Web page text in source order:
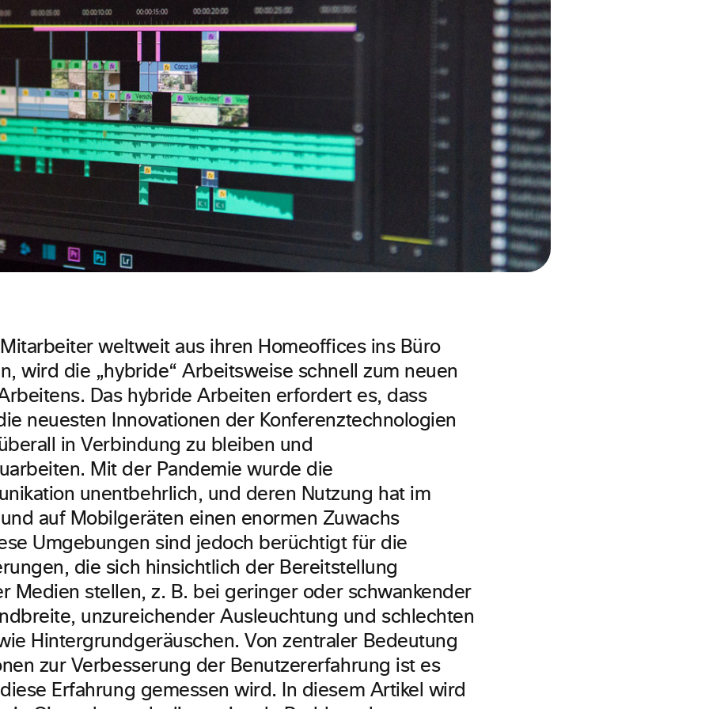
weltweit aus ihren Homeoffices ins Büro
wird die „hybride“ Arbeitsweise schnell zum neuen
Das hybride Arbeiten erfordert es, dass
neuesten Innovationen der Konferenztechnologien
in Verbindung zu bleiben und
Mit der Pandemie wurde die
unentbehrlich, und deren Nutzung hat im
auf Mobilgeräten einen enormen Zuwachs
Umgebungen sind jedoch berüchtigt für die
die sich hinsichtlich der Bereitstellung
Medien stellen, z. B. bei geringer oder schwankender
unzureichender Ausleuchtung und schlechten
Hintergrundgeräuschen. Von zentraler Bedeutung
zur Verbesserung der Benutzererfahrung ist es
Erfahrung gemessen wird. In diesem Artikel wird